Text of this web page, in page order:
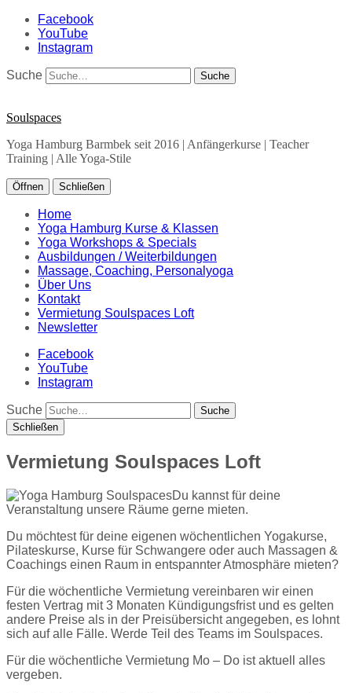
Facebook
YouTube
Instagram
Suche
Soulspaces
Yoga Hamburg Barmbek seit 2016 | Anfängerkurse | Teacher
Training | Alle Yoga-Stile
Öffnen Schließen
Home
Yoga Hamburg Kurse & Klassen
Yoga Workshops & Specials
Ausbildungen / Weiterbildungen
Massage, Coaching, Personalyoga
Über Uns
Kontakt
Vermietung Soulspaces Loft
Newsletter
Facebook
YouTube
Instagram
Suche
Schließen
Vermietung Soulspaces Loft
Du kannst für deine
Veranstaltung unsere Räume gerne mieten.
Du möchtest für deine eigenen wöchentlichen Yogakurse,
Pilateskurse, Kurse für Schwangere oder auch Massagen &
Coachings einen Raum in entspannter Atmosphäre mieten?
Für die wöchentliche Vermietung vereinbaren wir einen
festen Vertrag mit 3 Monaten Kündigungsfrist und es gelten
andere Preise als in der Preisübersicht angegeben, es lohnt
sich auf alle Fälle. Werde Teil des Teams im Soulspaces.
Für die wöchentliche Vermietung Mo – Do ist aktuell alles
vergeben.